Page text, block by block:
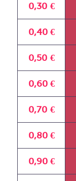
0,30 €
0,40 €
0,50 €
0,60 €
0,70 €
0,80 €
0,90 €